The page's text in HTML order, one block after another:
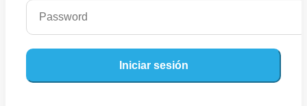
Iniciar sesión